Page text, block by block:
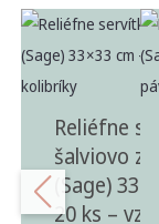
Reliéfne
šalviovo
(Sage)
20 ks – vzor